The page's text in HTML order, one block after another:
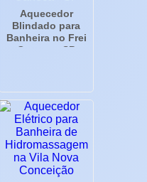
Aquecedor
Blindado para
Banheira no Frei
Caneca - SP